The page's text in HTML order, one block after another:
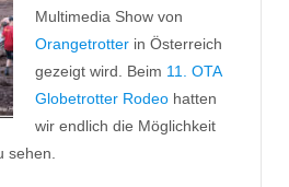
Multimedia Show von
Orangetrotter in Österreich
gezeigt wird. Beim 11. OTA
Globetrotter Rodeo hatten
wir endlich die Möglichkeit
sehen.